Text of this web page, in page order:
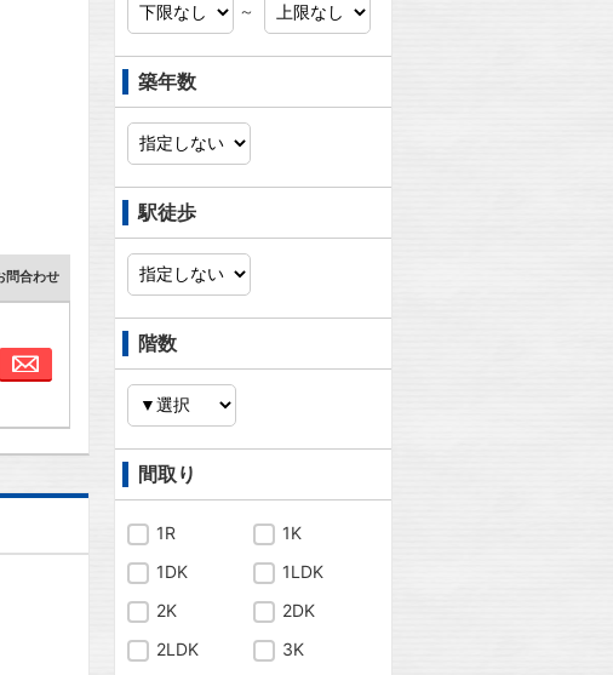
問合わせ
お問合わせ
～
築年数
駅徒歩
階数
間取り
1R
1K
1DK
1LDK
2K
2DK
2LDK
3K